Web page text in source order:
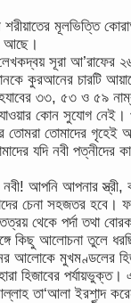
শরীয়াতের মূলভিত্তি
আছে।
সূরা আ’রাফের
কুরআনের চারটি
৩৩, ৫৩ ও ৫৯
কোন সুযোগ নেই।
তোমাদের গৃহেই
যদি নবী পত্নীদের
আপনি আপনার স্ত্রী,
চেনা সহজতর হবে।
থেকে পর্দা তথা
কিছু আলোচনা তুলে
আলোকে মুখমণ্ডলের
হিজাবের
তা‘আলা ইরশাদ